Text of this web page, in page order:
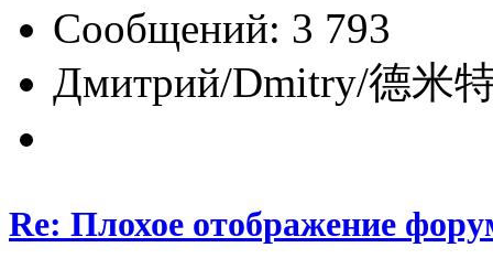
Сообщений: 3 793
Дмитрий/Dmitry/德米特
Re: Плохое отображение